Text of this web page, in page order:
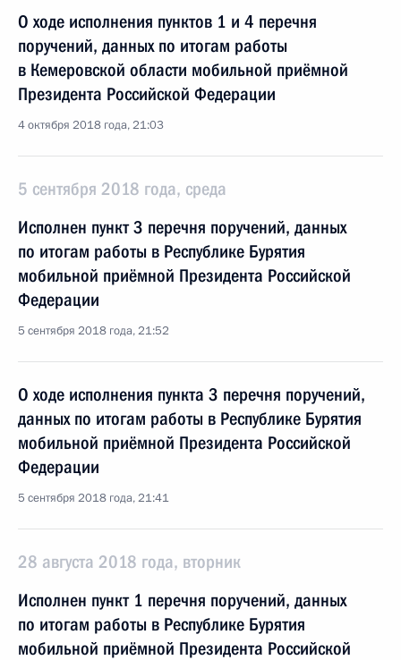
О ходе исполнения пунктов 1 и 4 перечня
поручений, данных по итогам работы
в Кемеровской области мобильной приёмной
Президента Российской Федерации
4 октября 2018 года, 21:03
5 сентября 2018 года, среда
Исполнен пункт 3 перечня поручений, данных
по итогам работы в Республике Бурятия
мобильной приёмной Президента Российской
Федерации
5 сентября 2018 года, 21:52
О ходе исполнения пункта 3 перечня поручений,
данных по итогам работы в Республике Бурятия
мобильной приёмной Президента Российской
Федерации
5 сентября 2018 года, 21:41
28 августа 2018 года, вторник
Исполнен пункт 1 перечня поручений, данных
по итогам работы в Республике Бурятия
мобильной приёмной Президента Российской